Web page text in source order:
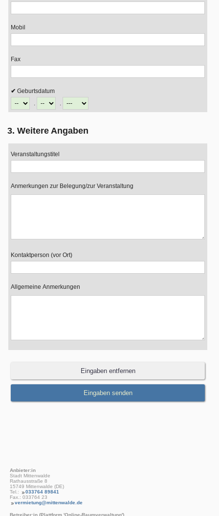
Mobil
Fax
Geburtsdatum
.
.
3. Weitere Angaben
Veranstaltungstitel
Anmerkungen zur Belegung/zur Veranstaltung
Kontaktperson (vor Ort)
Allgemeine Anmerkungen
Anbieter:in
Stadt Mittenwalde
Rathausstraße 8
15749 Mittenwalde (DE)
Tel.:
033764 89841
Fax.: 033764 23
vermietung@mittenwalde.de
Betreiber:in (Plattform 'Online-Raumverwaltung')